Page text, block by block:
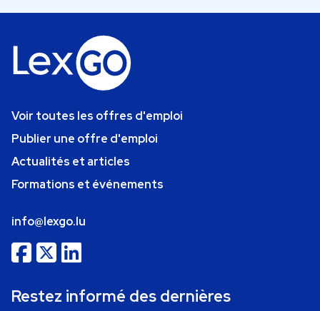
Voir toutes les offres d'emploi
Publier une offre d'emploi
Actualités et articles
Formations et événements
info@lexgo.lu
Restez informé des dernières